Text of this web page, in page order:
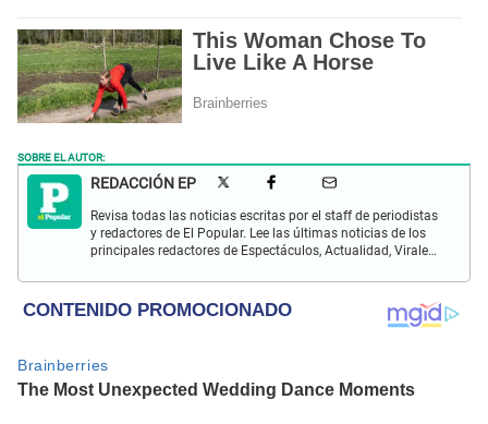
SOBRE EL AUTOR:
REDACCIÓN EP
Revisa todas las noticias escritas por el staff de periodistas
y redactores de El Popular. Lee las últimas noticias de los
principales redactores de Espectáculos, Actualidad, Virales,